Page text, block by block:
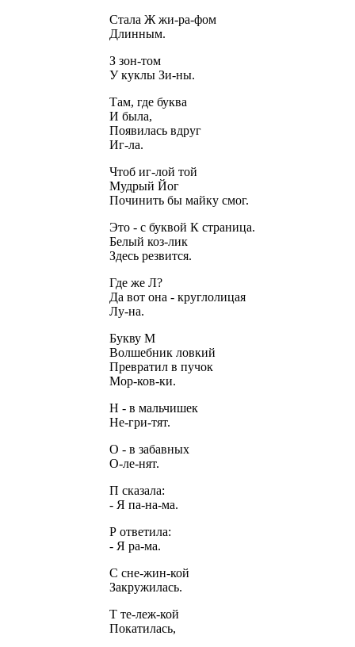
Стала Ж жи-ра-фом
Длинным.
З зон-том
У куклы Зи-ны.
Там, где буква
И была,
Появилась вдруг
Иг-ла.
Чтоб иг-лой той
Мудрый Йог
Починить бы майку смог.
Это - с буквой К страница.
Белый коз-лик
Здесь резвится.
Где же Л?
Да вот она - круглолицая
Лу-на.
Букву М
Волшебник ловкий
Превратил в пучок
Мор-ков-ки.
Н - в мальчишек
Не-гри-тят.
О - в забавных
О-ле-нят.
П сказала:
- Я па-на-ма.
Р ответила:
- Я ра-ма.
С сне-жин-кой
Закружилась.
Т те-леж-кой
Покатилась,